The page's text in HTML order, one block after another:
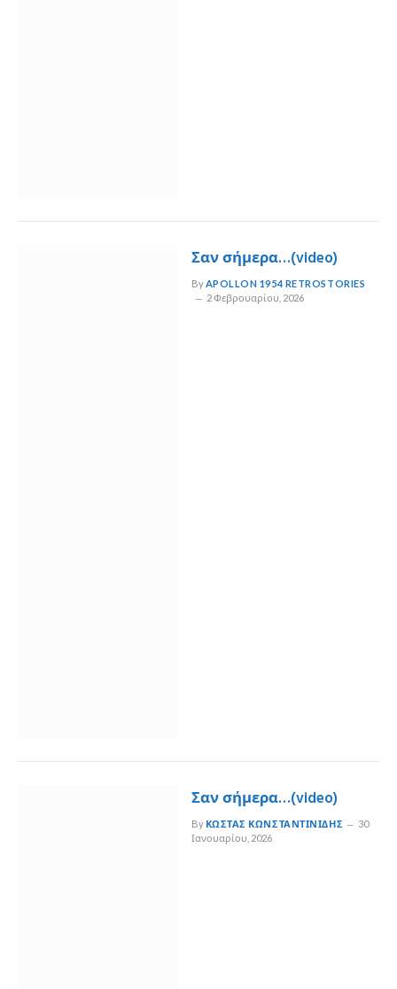
Σαν σήμερα…(video)
ByAPOLLON 1954 RETROSTORIES
2 Φεβρουαρίου, 2026
Σαν σήμερα…(video)
By ΚΏΣΤΑΣ ΚΩΝΣΤΑΝΤΙΝΊΔΗΣ
30
Ιανουαρίου, 2026